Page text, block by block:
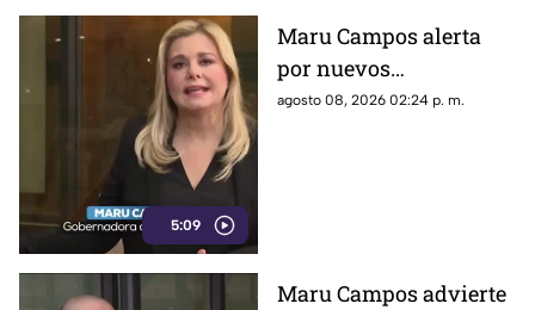
5:09
Maru Campos alerta
por nuevos
lineamientos: “Podrían
agosto 08, 2026 02:24 p. m.
Maru Campos advierte